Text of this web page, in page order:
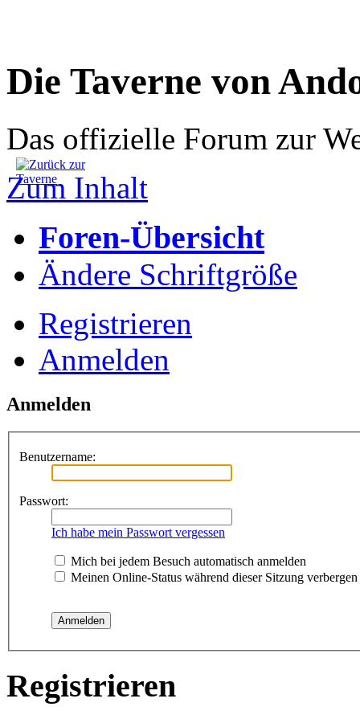
Die Taverne von
Das offizielle Forum zur
Zum Inhalt
Foren-Übersicht
Ändere Schriftgröße
Registrieren
Anmelden
Anmelden
Benutzername:
Passwort:
Ich habe mein Passwort vergessen
Mich bei jedem Besuch automatisch anmelden
Meinen Online-Status während dieser Sitzung verbergen
Registrieren